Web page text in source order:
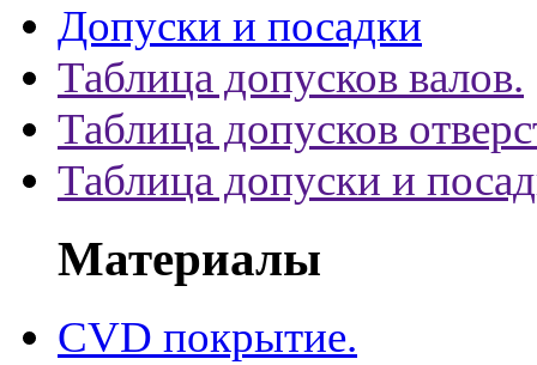
Допуски и посадки
Таблица допусков валов.
Таблица допусков
Таблица допуски и
Материалы
CVD покрытие.